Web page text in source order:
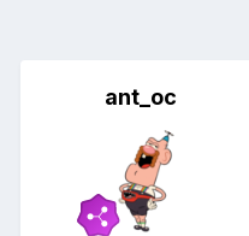
ant_oc